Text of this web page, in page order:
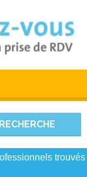
RECHERCHE
trouvés